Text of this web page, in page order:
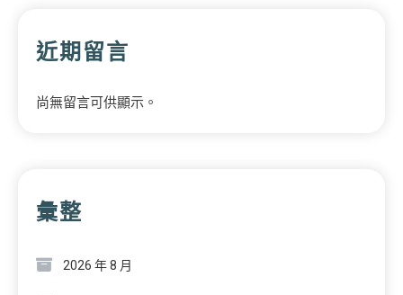
近期留言
尚無留言可供顯示。
彙整
2026 年 8 月